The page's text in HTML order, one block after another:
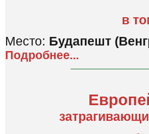
в
Место: Будапешт
Подробнее...